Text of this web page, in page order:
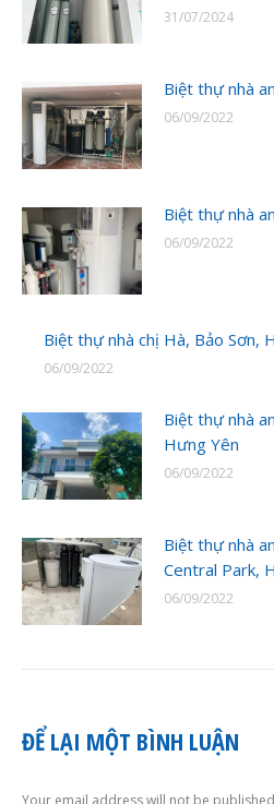
31/07/2024
Biệt thự nhà
06/09/2022
Biệt thự nhà
06/09/2022
Biệt thự nhà chị Hà, Bảo Sơn,
06/09/2022
Biệt thự nhà
Hưng Yên
06/09/2022
Biệt thự nhà
Central Park,
06/09/2022
ĐỂ LẠI MỘT BÌNH LUẬN
Your email address will not be